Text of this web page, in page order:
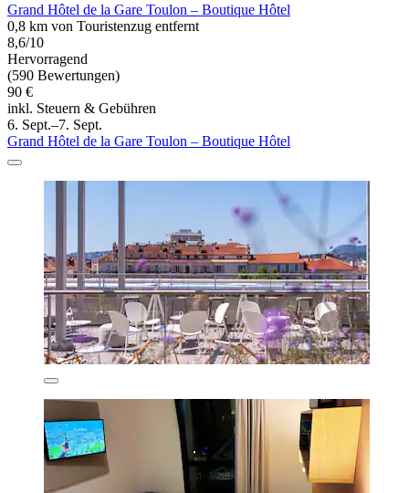
Grand Hôtel de la Gare Toulon – Boutique Hôtel
0,8 km von Touristenzug entfernt
8,6/10
Hervorragend
(590 Bewertungen)
90 €
inkl. Steuern & Gebühren
6. Sept.–7. Sept.
Grand Hôtel de la Gare Toulon – Boutique Hôtel